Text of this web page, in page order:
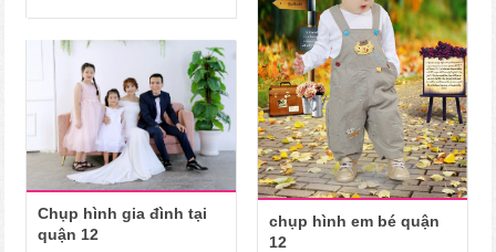
chụp hình em bé quận
12
Chụp hình gia đình tại
quận 12